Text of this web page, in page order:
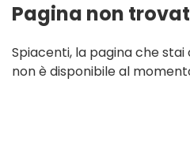
Pagina non
Spiacenti, la pagina che
non è disponibile al